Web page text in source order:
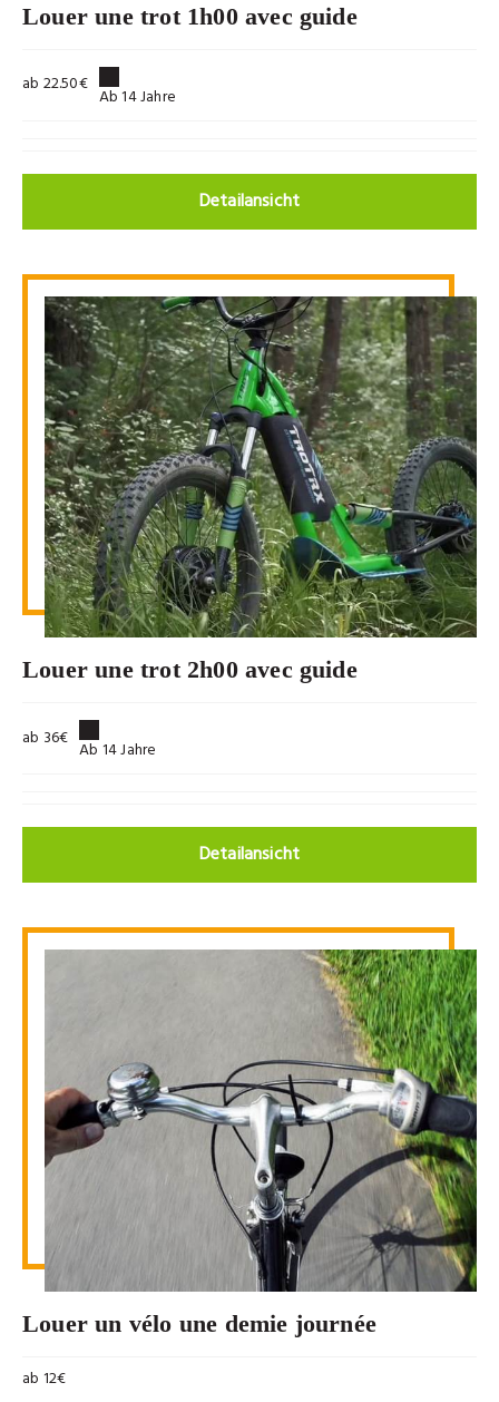
Louer une trot 1h00 avec guide
ab 22.50€ Ab 14 Jahre
Detailansicht
Louer une trot 2h00 avec guide
ab 36€ Ab 14 Jahre
Detailansicht
Louer un vélo une demie journée
ab 12€